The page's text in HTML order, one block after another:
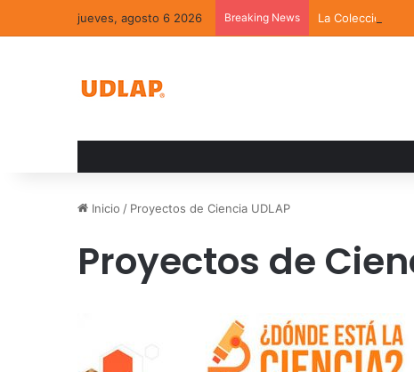
jueves, agosto 6 2026 Breaking News La Colección de
Inicio / Proyectos de Ciencia UDLAP
Proyectos de